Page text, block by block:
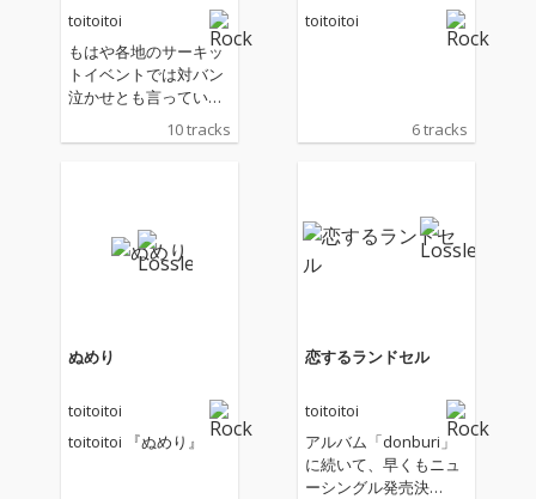
toitoitoi
もはや各地のサーキッ
トイベントでは対バン
泣かせとも言っていい
ルール無用のハミ出し
たライブパフォーマン
toiが、前作「ニホンバ
シ」からわずか9ヶ月
ディングエンジニアと
の制作を経て、圧倒さ
ディテールを表現。 完
全に”地下室からの脱
10 tracks
toitoitoi
6 tracks
ぬめり
toitoitoi
toitoitoi 『ぬめり』
恋するランドセル
toitoitoi
アルバム「donburi」
に続いて、早くもニュ
ーシングル発売決